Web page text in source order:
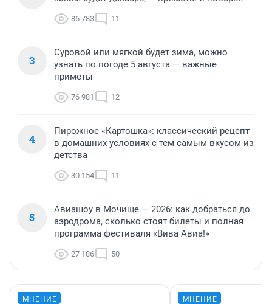
86 783 11
3
Суровой или мягкой будет зима, можно
узнать по погоде 5 августа — важные
приметы
76 981 12
4
Пирожное «Картошка»: классический рецепт
в домашних условиях с тем самым вкусом из
детства
30 154 11
5
Авиашоу в Мочище — 2026: как добраться до
аэродрома, сколько стоят билеты и полная
программа фестиваля «Вива Авиа!»
27 186 50
МНЕНИЕ МНЕНИЕ